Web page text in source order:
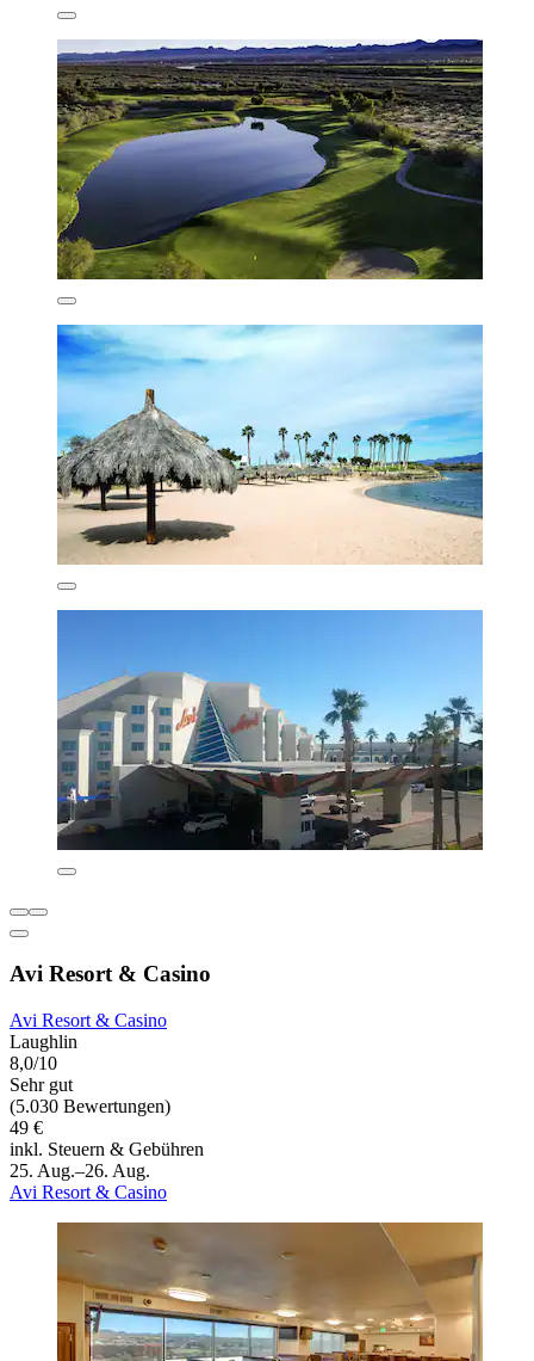
Avi Resort & Casino
Avi Resort & Casino
Laughlin
8,0/10
Sehr gut
(5.030 Bewertungen)
49 €
inkl. Steuern & Gebühren
25. Aug.–26. Aug.
Avi Resort & Casino